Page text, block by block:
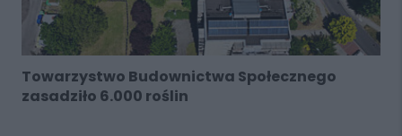
Towarzystwo Budownictwa Społecznego
zasadziło 6.000 roślin